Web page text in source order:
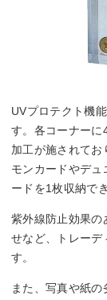
UVプロテクト機
す。各コーナーに
加工が施されてお
モンカードやデュ
ードを1枚収納で
紫外線防止効果の
せなど、トレーデ
す。
また、写真や紙